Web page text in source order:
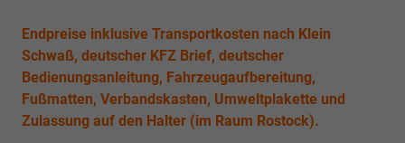
Endpreise inklusive Transportkosten nach Klein
Schwaß, deutscher KFZ Brief, deutscher
Bedienungsanleitung, Fahrzeugaufbereitung,
Fußmatten, Verbandskasten, Umweltplakette und
Zulassung auf den Halter (im Raum Rostock).